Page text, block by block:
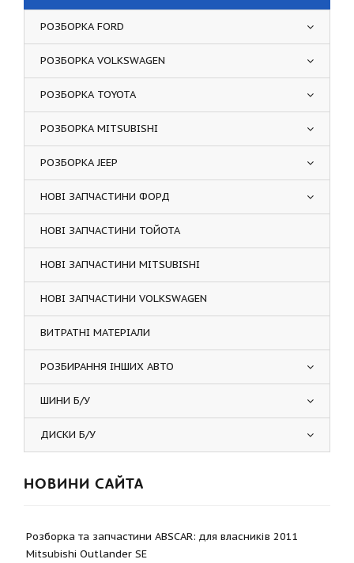
РОЗБОРКА FORD
РОЗБОРКА VOLKSWAGEN
РОЗБОРКА TOYOTA
РОЗБОРКА MITSUBISHI
РОЗБОРКА JEEP
НОВІ ЗАПЧАСТИНИ ФОРД
НОВІ ЗАПЧАСТИНИ ТОЙОТА
НОВІ ЗАПЧАСТИНИ MITSUBISHI
НОВІ ЗАПЧАСТИНИ VOLKSWAGEN
ВИТРАТНІ МАТЕРІАЛИ
РОЗБИРАННЯ ІНШИХ АВТО
ШИНИ Б/У
ДИСКИ Б/У
НОВИНИ САЙТА
Розборка та запчастини ABSCAR: для власників 2011
Mitsubishi Outlander SE